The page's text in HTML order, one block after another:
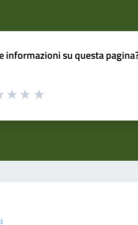
informazioni su questa